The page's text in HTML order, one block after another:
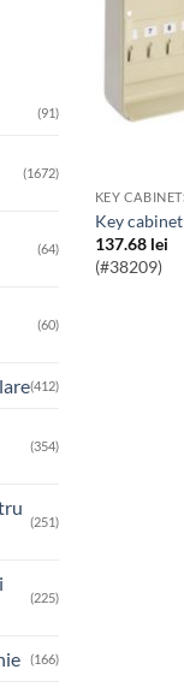
(91)
(1672)
(64)
(60)
(412)
(354)
(251)
(225)
(166)
KEY
key
137.68 lei
(#38209)